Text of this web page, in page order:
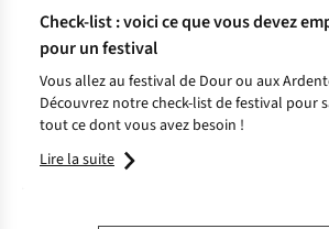
Check-list : voici ce que vous devez
pour un festival
Vous allez au festival de Dour ou aux
Découvrez notre check-list de festival pour
tout ce dont vous avez besoin !
Lire la suite